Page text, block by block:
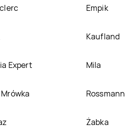
Empik
Kaufland
Expert Mila
Mrówka Rossmann
Żabka